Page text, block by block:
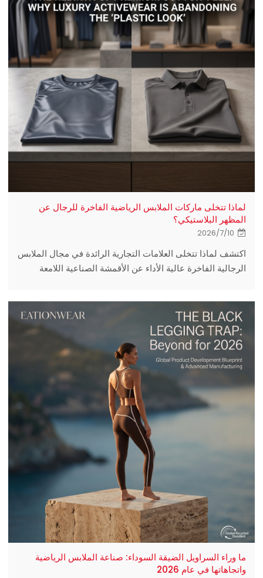
لماذا تتخلى ماركات الملابس الرياضية الفاخرة للرجال عن
المظهر البلاستيكي؟
2026/7/10
اكتشف لماذا تتخلى العلامات التجارية الرائدة في مجال الملابس
الرجالية الفاخرة عالية الأداء عن الأقمشة الصناعية اللامعة
ما وراء السراويل الضيقة السوداء: صناعة الملابس الرياضية
واتجاهاتها في عام 2026